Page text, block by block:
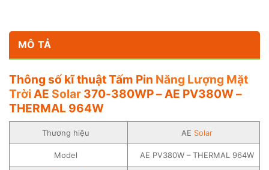
MÔ TẢ
Thông số kĩ thuật Tấm Pin Năng Lượng Mặt
Trời AE Solar 370-380WP – AE PV380W –
THERMAL 964W
Thương hiệu AE Solar
Model AE PV380W – THERMAL 964W